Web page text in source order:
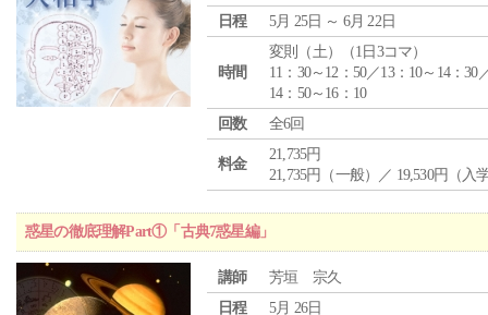
日程
5月 25日 ～ 6月 22日
時間
変則（土）（1日3コマ）
11：30～12：50／13：10～14：30
14：50～16：10
回数
全6回
料金
21,735円
21,735円（一般）／ 19,530円（入
惑星の徹底理解Part①「古典7惑星編」
講師
芳垣 宗久
日程
5月 26日